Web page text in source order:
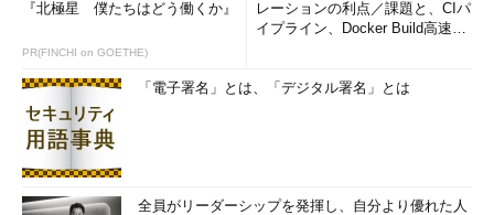
『北極星 僕たちはどう働くか』
PR(FINCHI on GOETHE)
レーションの利点／課題と、CIパ
イプライン、Docker Build高速化
「電子署名」とは、「デジタル署名」とは
全員がリーダーシップを発揮し、自分より優れた人